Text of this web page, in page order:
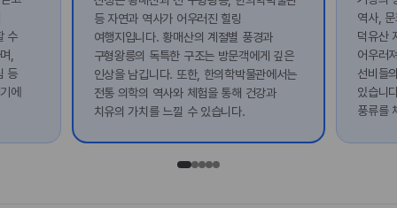
수
,
등
에
등 자연과 역사가 어우러진 힐링
여행지입니다. 황매산의 계절별 풍경과
구형왕릉의 독특한 구조는 방문객에게 깊은
인상을 남깁니다. 또한, 한의학박물관에서는
전통 의학의 역사와 체험을 통해 건강과
치유의 가치를 느낄 수 있습니다.
역사,
덕유산
어우러
선비들
있습니
풍류를